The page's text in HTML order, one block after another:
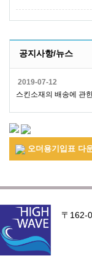
공지사항/뉴스
2019-07-12
스킨소재의 배송에 관
오더용기입표 다
〒162-